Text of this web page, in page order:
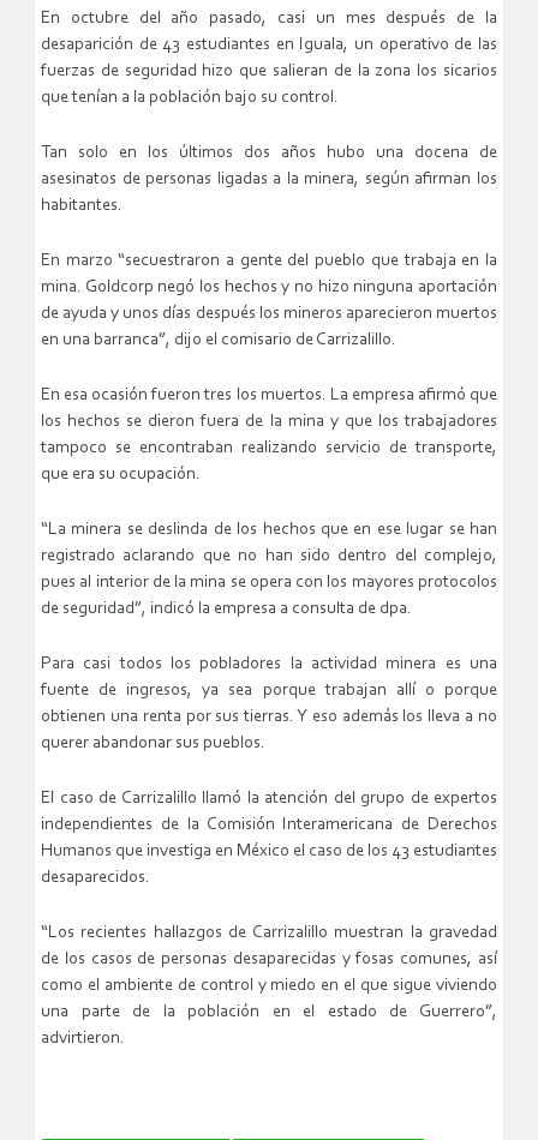
En octubre del año pasado, casi un mes después de la
desaparición de 43 estudiantes en Iguala, un operativo de las
fuerzas de seguridad hizo que salieran de la zona los sicarios
que tenían a la población bajo su control.
Tan solo en los últimos dos años hubo una docena de
asesinatos de personas ligadas a la minera, según afirman los
habitantes.
En marzo “secuestraron a gente del pueblo que trabaja en la
mina. Goldcorp negó los hechos y no hizo ninguna aportación
de ayuda y unos días después los mineros aparecieron muertos
en una barranca”, dijo el comisario de Carrizalillo.
En esa ocasión fueron tres los muertos. La empresa afirmó que
los hechos se dieron fuera de la mina y que los trabajadores
tampoco se encontraban realizando servicio de transporte,
que era su ocupación.
“La minera se deslinda de los hechos que en ese lugar se han
registrado aclarando que no han sido dentro del complejo,
pues al interior de la mina se opera con los mayores protocolos
de seguridad”, indicó la empresa a consulta de dpa.
Para casi todos los pobladores la actividad minera es una
fuente de ingresos, ya sea porque trabajan allí o porque
obtienen una renta por sus tierras. Y eso además los lleva a no
querer abandonar sus pueblos.
El caso de Carrizalillo llamó la atención del grupo de expertos
independientes de la Comisión Interamericana de Derechos
Humanos que investiga en México el caso de los 43 estudiantes
desaparecidos.
“Los recientes hallazgos de Carrizalillo muestran la gravedad
de los casos de personas desaparecidas y fosas comunes, así
como el ambiente de control y miedo en el que sigue viviendo
una parte de la población en el estado de Guerrero”,
advirtieron.